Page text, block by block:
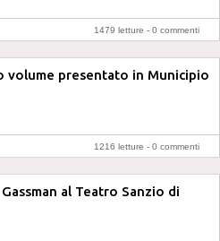
1479 letture - 0 commenti
volume presentato in Municipio
1216 letture - 0 commenti
al Teatro Sanzio di